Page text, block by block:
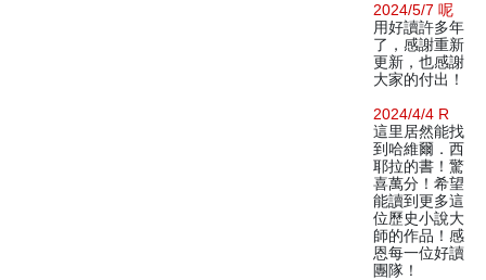
2024/5/7 呢
用好讀許多年
了，感謝重新
更新，也感謝
大家的付出！
2024/4/4 R
這里居然能找
到哈維爾．西
耶拉的書！驚
喜萬分！希望
能讀到更多這
位歷史小說大
師的作品！感
恩每一位好讀
團隊！